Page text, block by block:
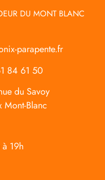
DU MONT BLANC
parapente.fr
84 61 50
du Savoy
Blanc
19h